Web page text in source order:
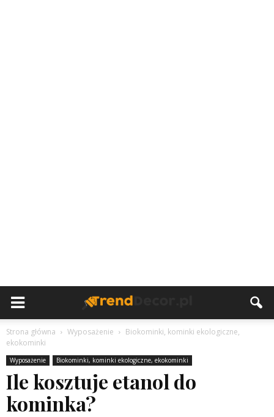
Strona główna Wyposażenie
Biokominki, kominki ekologiczne,
ekokominki
Wyposażenie Biokominki, kominki ekologiczne, ekokominki
Ile kosztuje etanol do
kominka?